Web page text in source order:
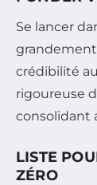
Se lancer
grandement
crédibilité
rigoureuse
consolidant
LISTE
ZÉRO